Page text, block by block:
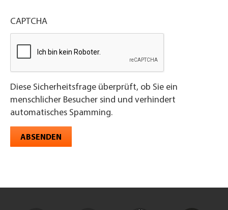
CAPTCHA
Diese Sicherheitsfrage überprüft, ob Sie ein
menschlicher Besucher sind und verhindert
automatisches Spamming.
ABSENDEN